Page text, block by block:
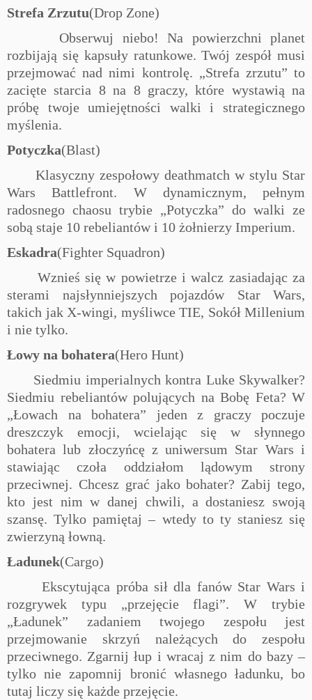
Strefa Zrzutu(Drop Zone)
Obserwuj niebo! Na powierzchni planet
rozbijają się kapsuły ratunkowe. Twój zespół musi
przejmować nad nimi kontrolę. „Strefa zrzutu” to
zacięte starcia 8 na 8 graczy, które wystawią na
próbę twoje umiejętności walki i strategicznego
myślenia.
Potyczka(Blast)
Klasyczny zespołowy deathmatch w stylu Star
Wars Battlefront. W dynamicznym, pełnym
radosnego chaosu trybie „Potyczka” do walki ze
sobą staje 10 rebeliantów i 10 żołnierzy Imperium.
Eskadra(Fighter Squadron)
Wznieś się w powietrze i walcz zasiadając za
sterami najsłynniejszych pojazdów Star Wars,
takich jak X-wingi, myśliwce TIE, Sokół Millenium
i nie tylko.
Łowy na bohatera(Hero Hunt)
Siedmiu imperialnych kontra Luke Skywalker?
Siedmiu rebeliantów polujących na Bobę Feta? W
„Łowach na bohatera” jeden z graczy poczuje
dreszczyk emocji, wcielając się w słynnego
bohatera lub złoczyńcę z uniwersum Star Wars i
stawiając czoła oddziałom lądowym strony
przeciwnej. Chcesz grać jako bohater? Zabij tego,
kto jest nim w danej chwili, a dostaniesz swoją
szansę. Tylko pamiętaj – wtedy to ty staniesz się
zwierzyną łowną.
Ładunek(Cargo)
Ekscytująca próba sił dla fanów Star Wars i
rozgrywek typu „przejęcie flagi”. W trybie
„Ładunek” zadaniem twojego zespołu jest
przejmowanie skrzyń należących do zespołu
przeciwnego. Zgarnij łup i wracaj z nim do bazy –
tylko nie zapomnij bronić własnego ładunku, bo
tutaj liczy się każde przejęcie.